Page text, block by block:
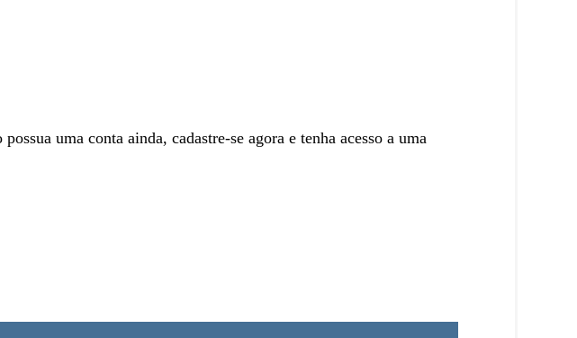
uma conta ainda, cadastre-se agora e tenha acesso a uma